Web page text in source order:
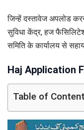
जिन्हें दस्तावेज अपलोड
सुविधा केंद्र, हज
समिति के कार्यालय से
Haj Application
Table of